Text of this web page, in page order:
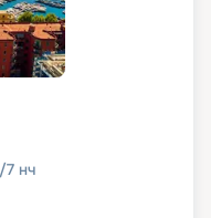
/7 нч